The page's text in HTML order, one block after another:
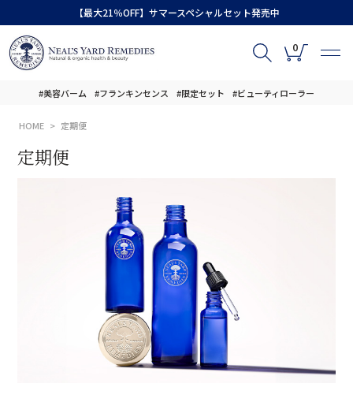
【最大21％OFF】サマースペシャルセット発売中
0
#美容バーム #フランキンセンス #限定セット #ビューティローラー
HOME 定期便
定期便